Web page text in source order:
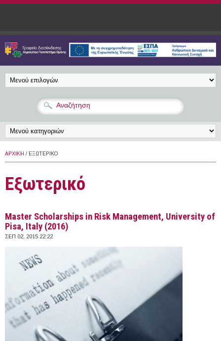
Παράκαμψη προς το κυρίως περιεχόμενο
ΑΡΧΙΚΉ / ΕΞΩΤΕΡΙΚΌ
Εξωτερικό
Master Scholarships in Risk Management, University of
Pisa, Italy (2016)
ΣΕΠ 02, 2015 22:22